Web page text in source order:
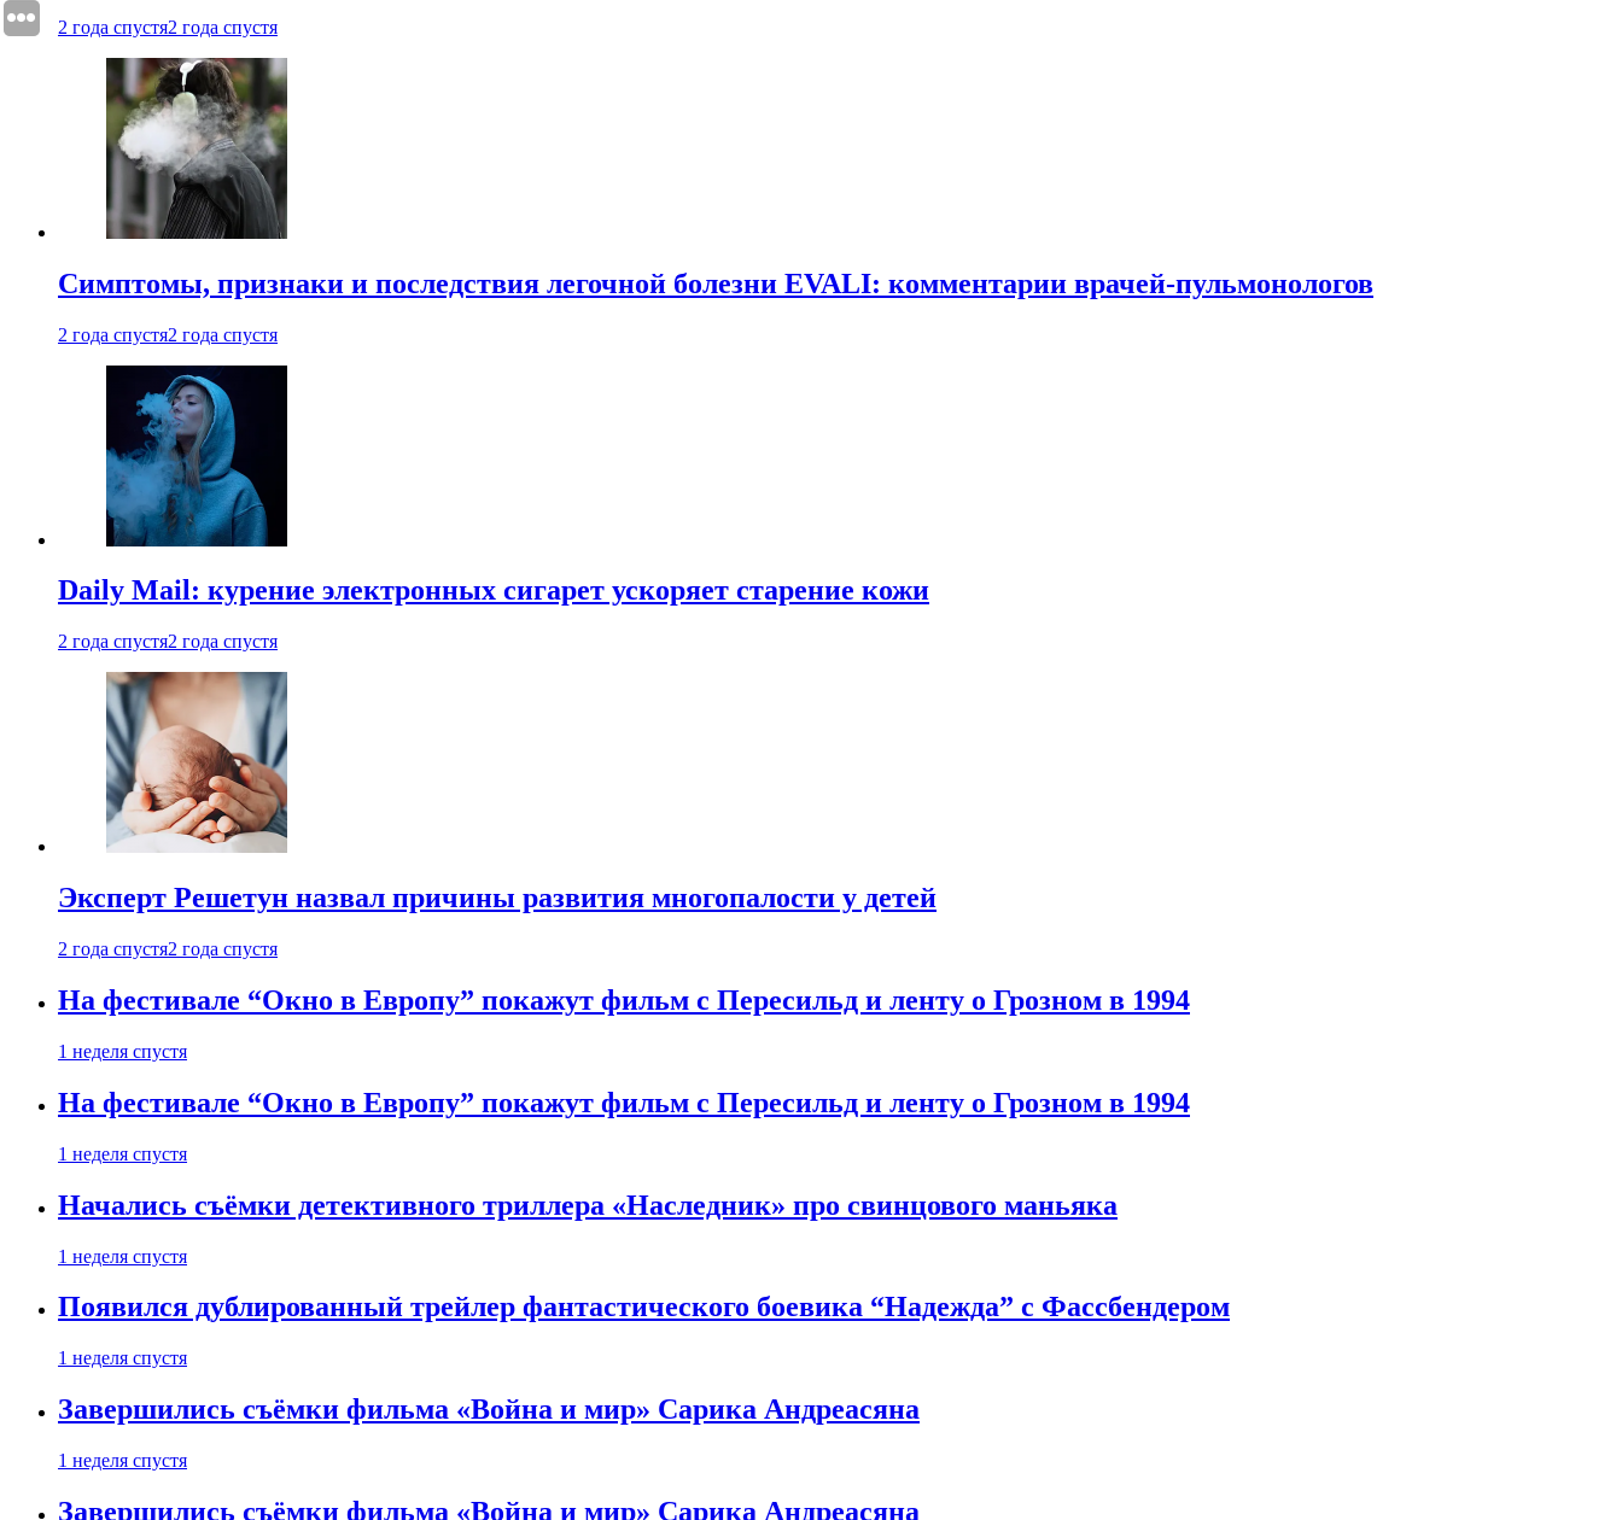
2 года спустя2 года спустя
Симптомы, признаки и последствия легочной болезни EVALI: комментарии врачей-пульмонологов
2 года спустя2 года спустя
Daily Mail: курение электронных сигарет ускоряет старение кожи
2 года спустя2 года спустя
Эксперт Решетун назвал причины развития многопалости у детей
2 года спустя2 года спустя
На фестивале “Окно в Европу” покажут фильм с Пересильд и ленту о Грозном в 1994
1 неделя спустя
На фестивале “Окно в Европу” покажут фильм с Пересильд и ленту о Грозном в 1994
1 неделя спустя
Начались съёмки детективного триллера «Наследник» про свинцового маньяка
1 неделя спустя
Появился дублированный трейлер фантастического боевика “Надежда” с Фассбендером
1 неделя спустя
Завершились съёмки фильма «Война и мир» Сарика Андреасяна
1 неделя спустя
Завершились съёмки фильма «Война и мир» Сарика Андреасяна